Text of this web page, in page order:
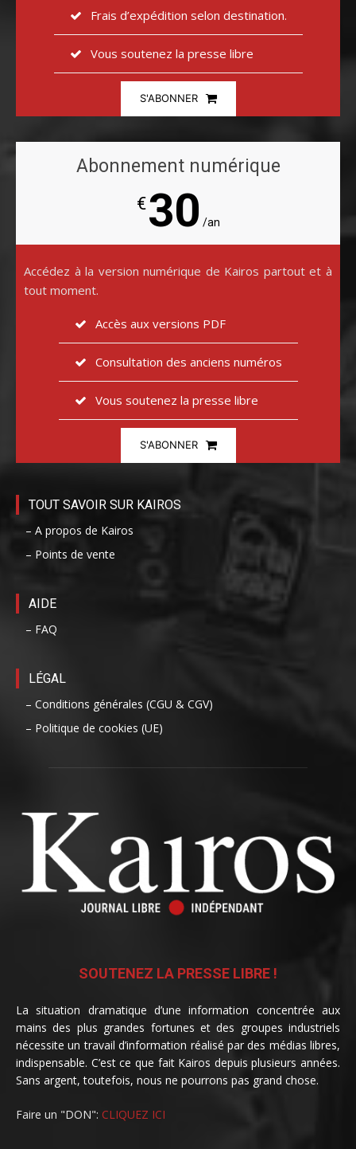
Frais d’expédition selon destination.
Vous soutenez la presse libre
S'ABONNER
Abonnement numérique
€30 /an
Accédez à la version numérique de Kairos partout et à
tout moment.
Accès aux versions PDF
Consultation des anciens numéros
Vous soutenez la presse libre
S'ABONNER
TOUT SAVOIR SUR KAIROS
– A propos de Kairos
– Points de vente
AIDE
– FAQ
LÉGAL
– Conditions générales (CGU & CGV)
– Politique de cookies (UE)
SOUTENEZ LA PRESSE LIBRE !
La situation dramatique d’une information concentrée aux
mains des plus grandes fortunes et des groupes industriels
nécessite un travail d’information réalisé par des médias libres,
indispensable. C’est ce que fait Kairos depuis plusieurs années.
Sans argent, toutefois, nous ne pourrons pas grand chose.
Faire un "DON": CLIQUEZ ICI